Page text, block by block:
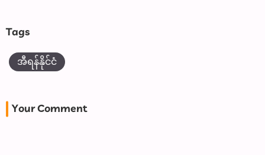
Tags
အီရန်နိုင်ငံ
Your Comment